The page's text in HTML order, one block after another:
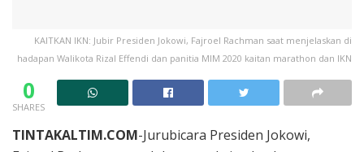
KAITKAN IKN: Jubir Presiden Jokowi, Fajroel Rachman saat menjelaskan di
hadapan Walikota Rizal Effendi dan panitia MIM 2020 kaitan marathon dan IKN
0
SHARES
TINTAKALTIM.COM-Jurubicara Presiden Jokowi,